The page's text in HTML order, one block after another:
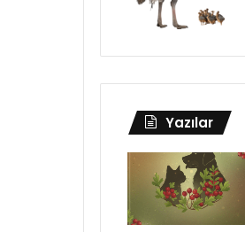
Yazılar